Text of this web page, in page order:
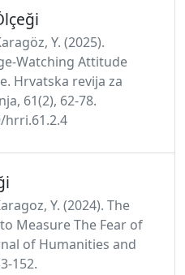
Y. (2025).
Watching Attitude
Hrvatska revija za
61(2), 62-78.
Y. (2024). The
Measure The Fear of
of Humanities and
152.